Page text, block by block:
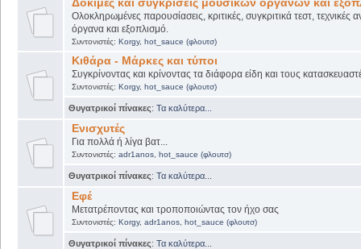
Δοκιμές και συγκρίσεις μουσικών οργάνων και
Ολοκληρωμένες παρουσίασεις, κριτικές, συγκριτικά τεστ, τεχνικές
όργανα και εξοπλισμό.
Συντονιστές: Korgy, hot_sauce (φλουτσ)
Κιθάρα - Μάρκες και τύποι
Συγκρίνοντας και κρίνοντας τα διάφορα είδη και τους
Συντονιστές: Korgy, hot_sauce (φλουτσ)
Θυγατρικοί πίνακες: Τα καλύτερα...
Ενισχυτές
Για πολλά ή λίγα βατ...
Συντονιστές: adr1anos, hot_sauce (φλουτσ)
Θυγατρικοί πίνακες: Τα καλύτερα...
Εφέ
Μετατρέποντας και τροποποιώντας τον ήχο σας
Συντονιστές: Korgy, adr1anos, hot_sauce (φλουτσ)
Θυγατρικοί πίνακες: Τα καλύτερα...